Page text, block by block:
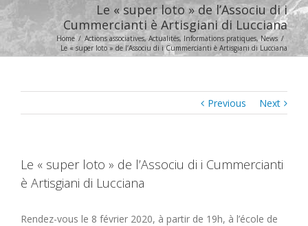
Le « super loto » de l’Associu di i
Cummercianti è Artisgiani di Lucciana
Home / Actions associatives, Actualités, Informations pratiques,News /
Le « super loto » de l’Associu di i Cummercianti è Artisgiani di Lucciana
Previous Next
Le « super loto » de l’Associu di i Cummercianti
è Artisgiani di Lucciana
Rendez-vous le 8 février 2020, à partir de 19h, à l’école de